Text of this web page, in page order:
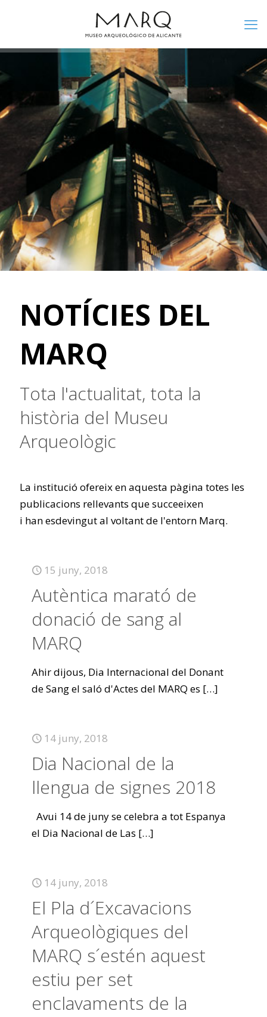
NOTÍCIES DEL
MARQ
Tota l'actualitat, tota la
història del Museu
Arqueològic
La institució ofereix en aquesta pàgina totes les
publicacions rellevants que succeeixen
i han esdevingut al voltant de l'entorn Marq.
15 juny, 2018
Autèntica marató de
donació de sang al
MARQ
Ahir dijous, Dia Internacional del Donant
de Sang el saló d'Actes del MARQ es […]
14 juny, 2018
Dia Nacional de la
llengua de signes 2018
Avui 14 de juny se celebra a tot Espanya
el Dia Nacional de Las […]
14 juny, 2018
El Pla d´Excavacions
Arqueològiques del
MARQ s´estén aquest
estiu per set
enclavaments de la